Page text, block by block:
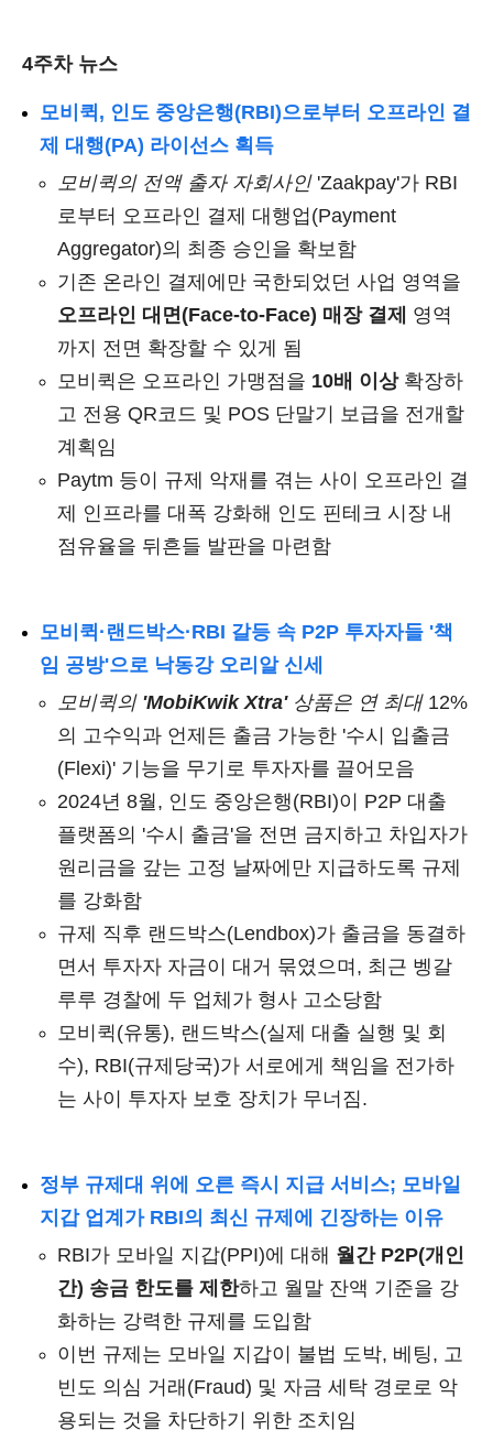
4주차 뉴스
모비퀵, 인도 중앙은행(RBI)으로부터 오프라인 결
제 대행(PA) 라이선스 획득
모비퀵의 전액 출자 자회사인 'Zaakpay'가 RBI
로부터 오프라인 결제 대행업(Payment
Aggregator)의 최종 승인을 확보함
기존 온라인 결제에만 국한되었던 사업 영역을
오프라인 대면(Face-to-Face) 매장 결제
영역
까지 전면 확장할 수 있게 됨
모비퀵은 오프라인 가맹점을 10배 이상확장하
고 전용 QR코드 및 POS 단말기 보급을 전개할
계획임
Paytm 등이 규제 악재를 겪는 사이 오프라인 결
제 인프라를 대폭 강화해 인도 핀테크 시장 내
점유율을 뒤흔들 발판을 마련함
모비퀵·랜드박스·RBI 갈등 속 P2P 투자자들 '책
임 공방'으로 낙동강 오리알 신세
모비퀵의 'MobiKwik Xtra'상품은 연 최대 12%
의 고수익과 언제든 출금 가능한 '수시 입출금
(Flexi)' 기능을 무기로 투자자를 끌어모음
2024년 8월, 인도 중앙은행(RBI)이 P2P 대출
플랫폼의 '수시 출금'을 전면 금지하고 차입자가
원리금을 갚는 고정 날짜에만 지급하도록 규제
를 강화함
규제 직후 랜드박스(Lendbox)가 출금을 동결하
면서 투자자 자금이 대거 묶였으며, 최근 벵갈
루루 경찰에 두 업체가 형사 고소당함
모비퀵(유통), 랜드박스(실제 대출 실행 및 회
수), RBI(규제당국)가 서로에게 책임을 전가하
는 사이 투자자 보호 장치가 무너짐.
정부 규제대 위에 오른 즉시 지급 서비스; 모바일
지갑 업계가 RBI의 최신 규제에 긴장하는 이유
RBI가 모바일 지갑(PPI)에 대해 월간 P2P(개인
간) 송금 한도를 제한하고 월말 잔액 기준을 강
화하는 강력한 규제를 도입함
이번 규제는 모바일 지갑이 불법 도박, 베팅, 고
빈도 의심 거래(Fraud) 및 자금 세탁 경로로 악
용되는 것을 차단하기 위한 조치임